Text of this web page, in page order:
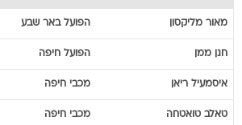
מאור מליקסון הפועל באר שבע
חנן ממן הפועל חיפה
איסמעיל ריאן מכבי חיפה
טאלב טואטחה מכבי חיפה